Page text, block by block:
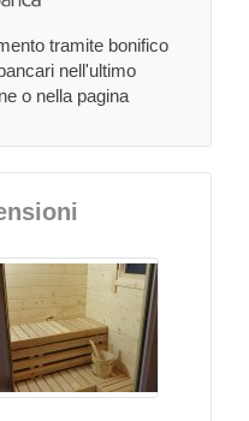
tramite bonifico
nell'ultimo
o nella pagina